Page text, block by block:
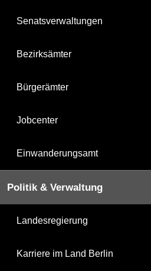
Senatsverwaltungen
Bezirksämter
Bürgerämter
Jobcenter
Einwanderungsamt
Politik & Verwaltung
Landesregierung
Karriere im Land Berlin